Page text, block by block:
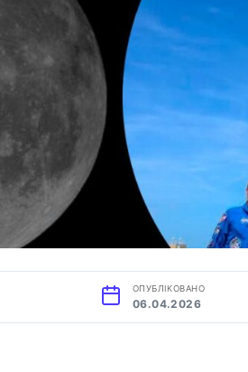
ОПУБЛІКОВАНО
06.04.2026